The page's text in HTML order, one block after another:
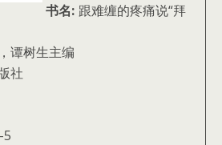
书名: 跟难缠的疼痛说“拜
谭树生主编
社
5